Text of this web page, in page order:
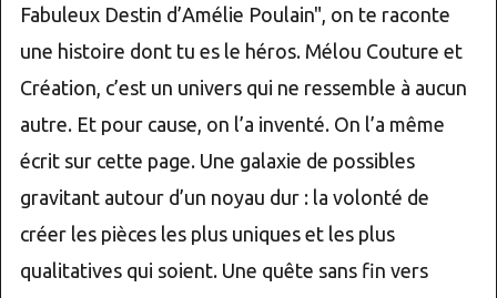
Fabuleux Destin d’Amélie Poulain", on te raconte
une histoire dont tu es le héros. Mélou Couture et
Création, c’est un univers qui ne ressemble à aucun
autre. Et pour cause, on l’a inventé. On l’a même
écrit sur cette page. Une galaxie de possibles
gravitant autour d’un noyau dur : la volonté de
créer les pièces les plus uniques et les plus
qualitatives qui soient. Une quête sans fin vers